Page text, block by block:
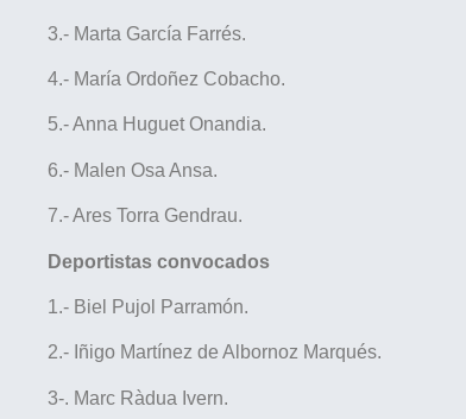
3.- Marta García Farrés.
4.- María Ordoñez Cobacho.
5.- Anna Huguet Onandia.
6.- Malen Osa Ansa.
7.- Ares Torra Gendrau.
Deportistas convocados
1.- Biel Pujol Parramón.
2.- Iñigo Martínez de Albornoz Marqués.
3-. Marc Ràdua Ivern.